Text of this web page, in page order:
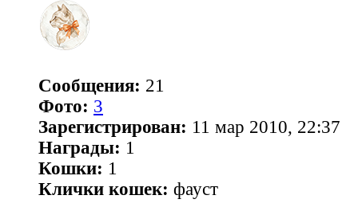
Сообщения: 21
Фото: 3
Зарегистрирован: 11 мар 2010, 22:37
Награды: 1
Кошки: 1
Клички кошек: фауст